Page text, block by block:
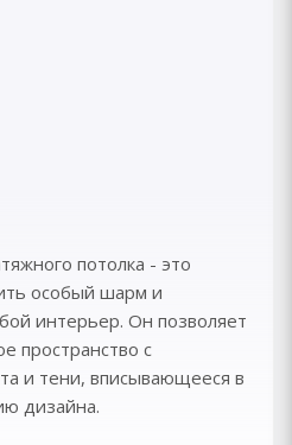
потолка - это
особый шарм и
интерьер. Он позволяет
пространство с
и тени, вписывающееся в
дизайна.